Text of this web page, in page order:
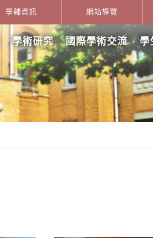
學輔資訊 網站導覽
學術研究 國際學術交流 學